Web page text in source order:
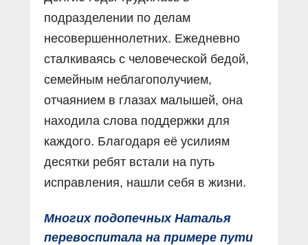
подразделении по делам
несовершеннолетних. Ежедневно
сталкиваясь с человеческой бедой,
семейным неблагополучием,
отчаянием в глазах малышей, она
находила слова поддержки для
каждого. Благодаря её усилиям
десятки ребят встали на путь
исправления, нашли себя в жизни.
Многих подопечных Наталья
перевоспитала на примере пути